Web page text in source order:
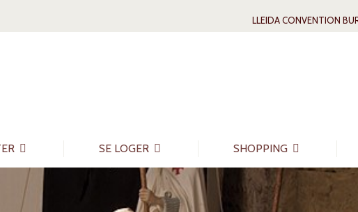
LLEIDA CONVENTION
SE LOGER SHOPPING